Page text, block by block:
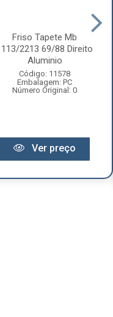
Friso Tapete Mb
2213 69/88 Direito
Aluminio
Código: 11578
Embalagem: PC
Número Original: 0
Ver preço